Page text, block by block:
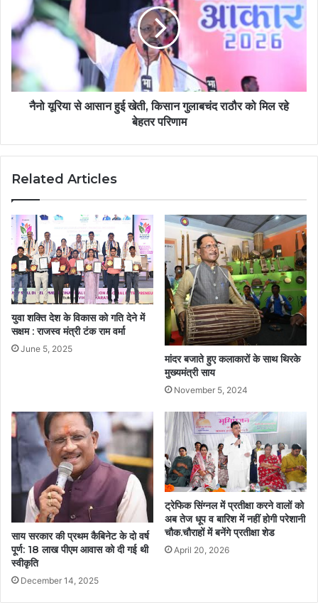
नैनो यूरिया से आसान हुई खेती, किसान गुलाबचंद राठौर को मिल रहे
बेहतर परिणाम
Related Articles
युवा शक्ति देश के विकास को गति देने में
सक्षम : राजस्व मंत्री टंक राम वर्मा
June 5, 2025
मांदर बजाते हुए कलाकारों के साथ थिरके
मुख्यमंत्री साय
November 5, 2024
साय सरकार की प्रथम कैबिनेट के दो वर्ष
पूर्ण: 18 लाख पीएम आवास को दी गई थी
स्वीकृति
December 14, 2025
ट्रेफिक सिंग्नल में प्रतीक्षा करने वालों को
अब तेज धूप व बारिश में नहीं होगी परेशानी
चौक.चौराहों में बनेंगे प्रतीक्षा शेड
April 20, 2026